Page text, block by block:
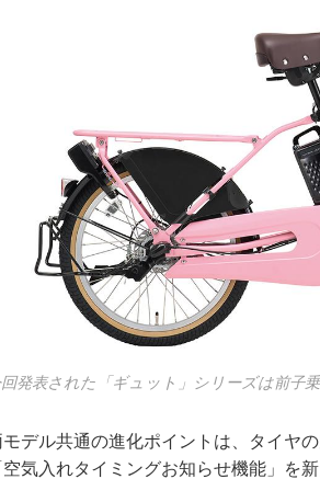
発表された「ギュット」シリーズは前子
モデル共通の進化ポイントは、タイヤ
空気入れタイミングお知らせ機能」を